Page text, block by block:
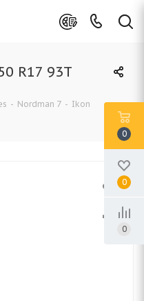
R17 93T
- Nordman 7 - Ikon
0
0
0